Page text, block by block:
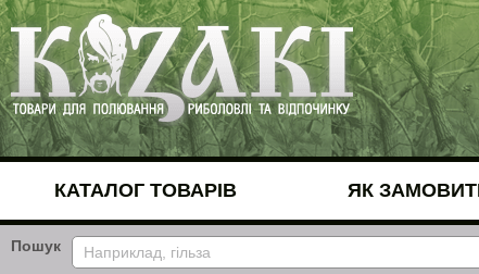
КАТАЛОГ ТОВАРІВ ЯК
Пошук